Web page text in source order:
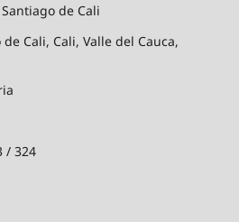
de Cali
Cali, Cali, Valle del Cauca,
/ 324